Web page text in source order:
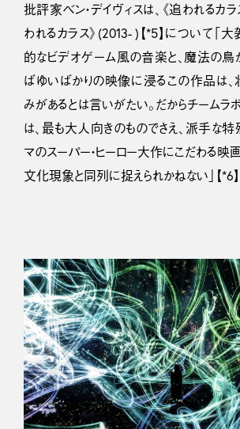
批評家ベン・デイヴィスは、《追われるカラ
われるカラス》(2013- )【*5】について「
的なビデオゲーム風の音楽と、魔法の
ばゆいばかりの映像に浸るこの作品は
みがあるとは言いがたい。だからチームラボ
は、最も大人向きのものでさえ、派手な
マのスーパー・ヒーロー大作にこだわる映
文化現象と同列に捉えられかねない」【*6